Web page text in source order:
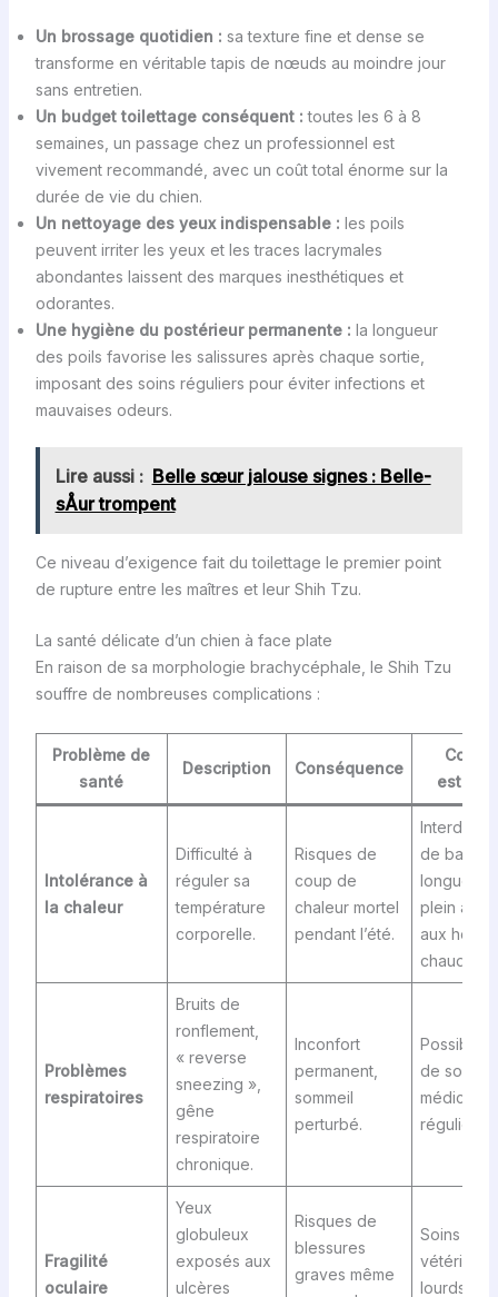
Un brossage quotidien : sa texture fine et dense se
transforme en véritable tapis de nœuds au moindre jour
sans entretien.
Un budget toilettage conséquent : toutes les 6 à 8
semaines, un passage chez un professionnel est
vivement recommandé, avec un coût total énorme sur la
durée de vie du chien.
Un nettoyage des yeux indispensable : les poils
peuvent irriter les yeux et les traces lacrymales
abondantes laissent des marques inesthétiques et
odorantes.
Une hygiène du postérieur permanente : la longueur
des poils favorise les salissures après chaque sortie,
imposant des soins réguliers pour éviter infections et
mauvaises odeurs.
Lire aussi : Belle sœur jalouse signes : Belle-
sÅur trompent
Ce niveau d’exigence fait du toilettage le premier point
de rupture entre les maîtres et leur Shih Tzu.
La santé délicate d’un chien à face plate
En raison de sa morphologie brachycéphale, le Shih Tzu
souffre de nombreuses complications :
Problème de
santé
Description Conséquence
Coût
estimé
Intolérance à
la chaleur
Difficulté à
réguler sa
température
corporelle.
Risques de
coup de
chaleur mortel
pendant l’été.
de
longues
plein air
aux
chaudes.
Problèmes
respiratoires
Bruits de
ronflement,
« reverse
sneezing »,
gêne
respiratoire
chronique.
Inconfort
permanent,
sommeil
perturbé.
Possibilité
de soins
médicaux
réguliers.
Fragilité
oculaire
Yeux
globuleux
exposés aux
ulcères
Risques de
blessures
graves même
Soins
lourds et